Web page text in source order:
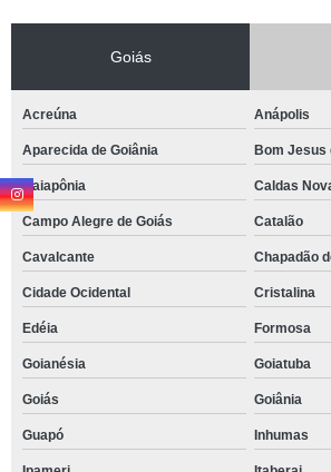
Goiás
Acreúna Anápolis
Aparecida de Goiânia Bom Jesus
Caiapônia Caldas
Campo Alegre de Goiás Catalão
Cavalcante Chapadão
Cidade Ocidental Cristalina
Edéia Formosa
Goianésia Goiatuba
Goiás Goiânia
Guapó Inhumas